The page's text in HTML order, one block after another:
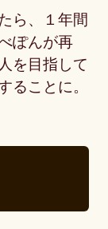
ら、１年間
ぽんが再
を目指して
ることに。